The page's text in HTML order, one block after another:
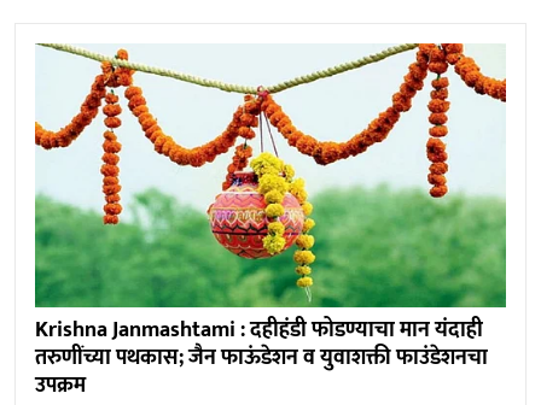
Krishna Janmashtami : दहीहंडी फोडण्याचा मान यंदाही
तरुणींच्या पथकास; जैन फाऊंडेशन व युवाशक्ती फाउंडेशनचा
उपक्रम